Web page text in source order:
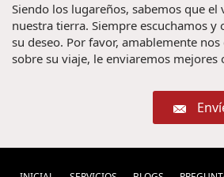
Siendo los lugareños, sabemos que
nuestra tierra. Siempre escuchamos
su deseo. Por favor, amablemente
sobre su viaje, le enviaremos mejores